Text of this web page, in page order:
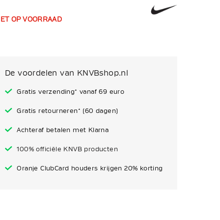
OP VOORRAAD
De voordelen van KNVBshop.nl
Gratis verzending* vanaf 69 euro
Gratis retourneren* (60 dagen)
Achteraf betalen met Klarna
100% officiële KNVB producten
Oranje ClubCard houders krijgen 20% korting